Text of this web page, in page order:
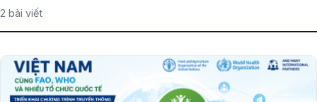
2 bài viết